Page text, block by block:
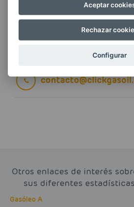
pedido escríbenos a:
Otros enlaces de interés
sus diferentes
Gasóleo A
Aceptar
Rechazar
Configurar